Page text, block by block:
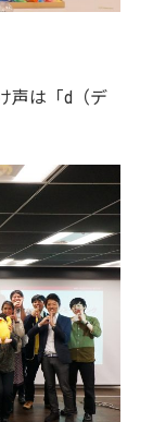
声は「d（デ